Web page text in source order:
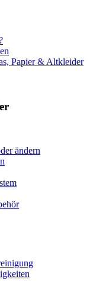
Papier & Altkleider
ändern